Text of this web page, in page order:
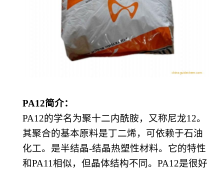
PA12简介：
PA12的学名为聚十二内酰胺，又称尼龙12。
其聚合的基本原料是丁二烯，可依赖于石油
化工。是半结晶-结晶热塑性材料。它的特性
和PA11相似，但晶体结构不同。PA12是很好